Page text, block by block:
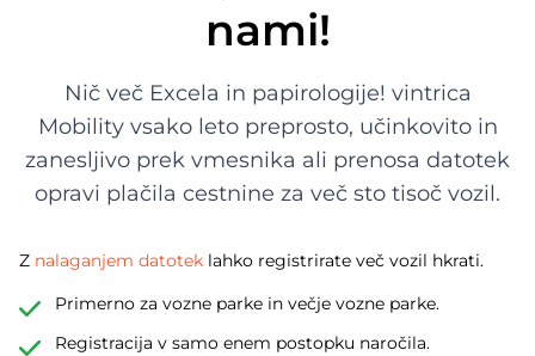
nami!
Nič več Excela in papirologije! vintrica
Mobility vsako leto preprosto, učinkovito in
zanesljivo prek vmesnika ali prenosa datotek
opravi plačila cestnine za več sto tisoč vozil.
Z nalaganjem datotek lahko registrirate več vozil hkrati.
Primerno za vozne parke in večje vozne parke.
Registracija v samo enem postopku naročila.